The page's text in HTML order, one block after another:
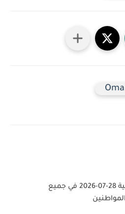
وظائف الصحف الكويتية 28-07-2026 في جميع